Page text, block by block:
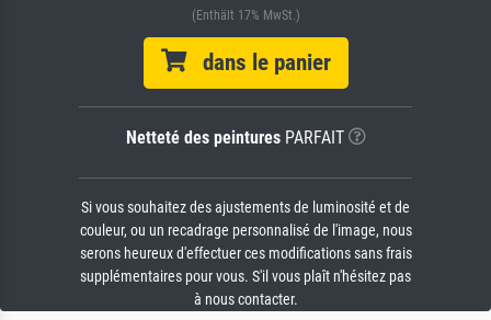
(Enthält 17% MwSt.)
dans le panier
Netteté des peinturesPARFAIT
Si vous souhaitez des ajustements de luminosité et de
couleur, ou un recadrage personnalisé de l'image, nous
serons heureux d'effectuer ces modifications sans frais
supplémentaires pour vous. S'il vous plaît n'hésitez pas
à nous contacter.